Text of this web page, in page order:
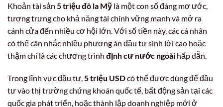
Khoản tài sản 5 triệu đô la Mỹ là một con số đáng mơ ước,
tượng trưng cho khả năng tài chính vững mạnh và mở ra
cánh cửa đến nhiều cơ hội lớn. Với số tiền này, các cá nhân
có thể cân nhắc nhiều phương án đầu tư sinh lời cao hoặc
thậm chí là các chương trình định cư nước ngoài hấp dẫn.
Trong lĩnh vực đầu tư,5 triệu USDcó thể được dùng để đầu
tư vào thị trường chứng khoán quốc tế, bất động sản tại các
quốc gia phát triển, hoặc thành lập doanh nghiệp mới ở